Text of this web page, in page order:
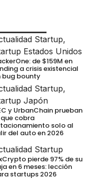
Startup,
Estados Unidos
de $159M en
a crisis existencial
bug bounty
Startup,
Japón
y UrbanChain prueban
que cobra
solo al
del auto en 2026
Startup
pierde 97% de su
en 6 meses: lección
startups 2026